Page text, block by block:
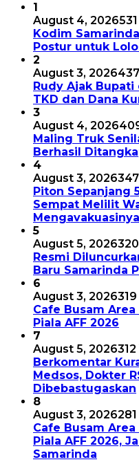
1
August 4, 2026
Kodim
Postur untuk
2
August 3, 2026
Rudy Ajak
TKD dan Dana
3
August 4, 2026
Maling Truk
Berhasil
4
August 3, 2026
Piton Sepanjang
Sempat Melilit
Mengavakuasinya
5
August 5, 2026
Resmi
Baru Samarinda
6
August 3, 2026
Cafe Busam
Piala AFF 2026
7
August 5, 2026
Berkomentar
Medsos, Dokter
Dibebastugaskan
8
August 3, 2026
Cafe Busam
Piala AFF 2026,
Samarinda